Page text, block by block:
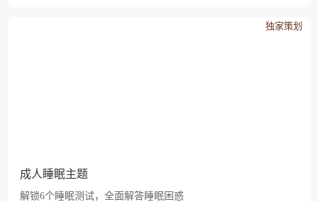
独家策划
成人睡眠主题
解锁6个睡眠测试，全面解答睡眠困惑